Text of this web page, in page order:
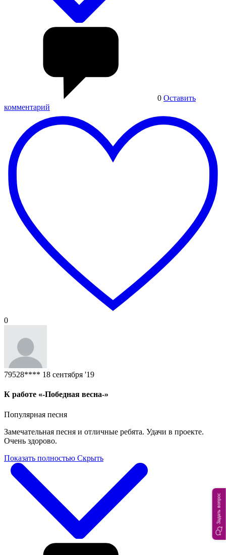
0 Оставить
комментарий
0
79528**** 18 сентября '19
К работе «-Победная весна-»
Популярная песня
Замечательная песня и отличные ребята. Удачи в проекте.
Очень здорово.
Показать полностью Скрыть
Задать вопрос